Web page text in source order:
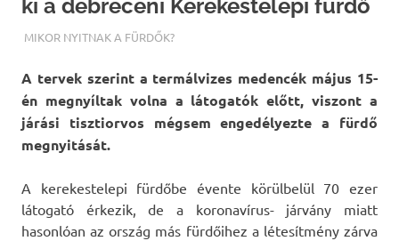
ki a debreceni Kerekestelepi fürdő
TERMALFURDOK.COM
MIKOR NYITNAK A FÜRDŐK?
A tervek szerint a termálvizes medencék május 15-
én megnyíltak volna a látogatók előtt, viszont a
járási tisztiorvos mégsem engedélyezte a fürdő
megnyitását.
A kerekestelepi fürdőbe évente körülbelül 70 ezer
látogató érkezik, de a koronavírus- járvány miatt
hasonlóan az ország más fürdőihez a létesítmény zárva